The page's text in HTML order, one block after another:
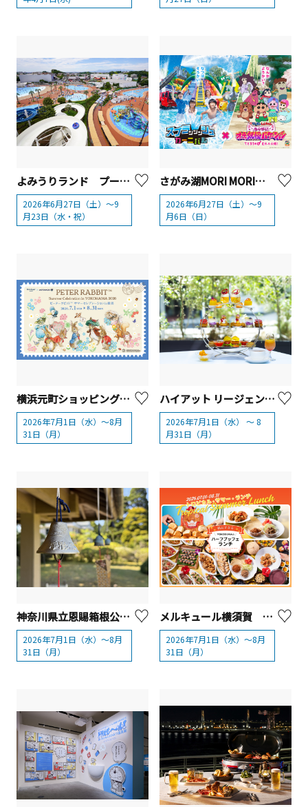
よみうりランド プールWAI（Water Amusement Island）【川崎市・東京都】
2026年6月27日（土）～9
月23日（水・祝）
さがみ湖MORI MORI「スプラッッッシュカーニバル」2026
2026年6月27日（土）～9
月6日（日）
横浜元町ショッピングストリート「ピーターラビット™サマーセレブレーションin横浜2026」
2026年7月1日（水）～8月
31日（月）
ハイアット リージェンシー 横浜 ハイアット リージェンシー 「サマーフルーツ・アフタヌーンティー」
2026年7月1日（水） ～ 8
月31日（月）
神奈川県立恩賜箱根公園 夏イベント「coちゃんenちゃんを探そう！」と「昔遊び」
2026年7月1日（水）～8月
31日（月）
メルキュール横須賀 「ALOHA！ハワイフェア2026」
2026年7月1日（水）～8月
31日（月）